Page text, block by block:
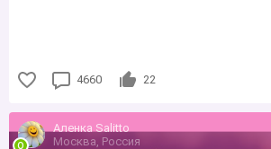
4660 22
Аленка Sаlittо
Москва, Россия